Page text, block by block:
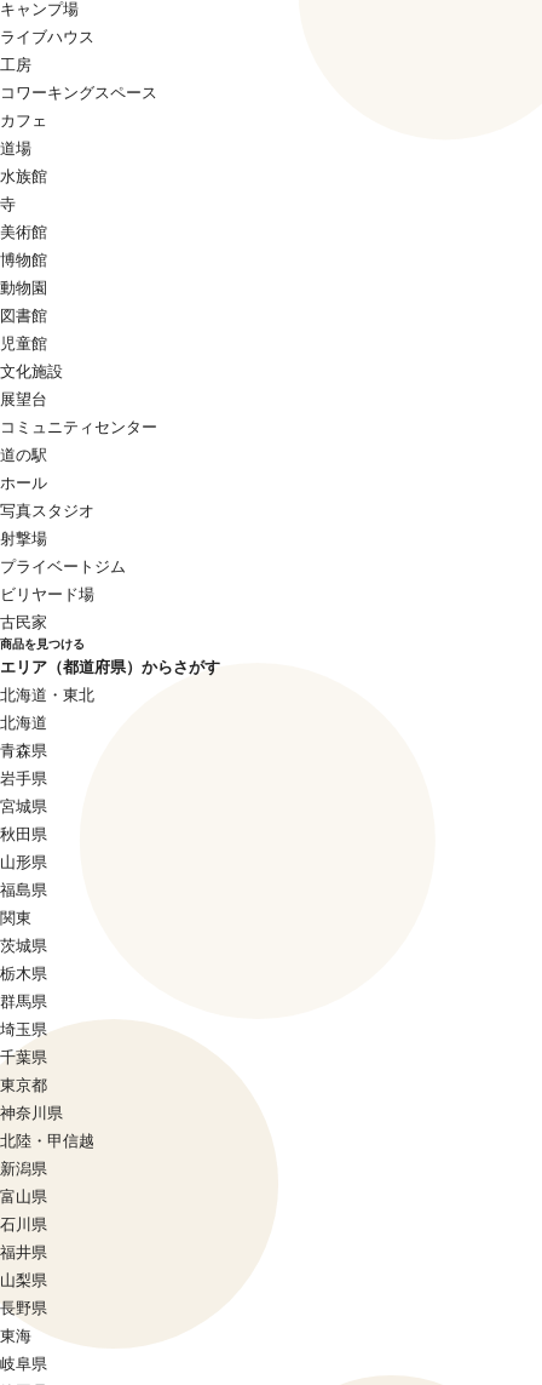
キャンプ場
ライブハウス
工房
コワーキングスペース
カフェ
道場
水族館
寺
美術館
博物館
動物園
図書館
児童館
文化施設
展望台
コミュニティセンター
道の駅
ホール
写真スタジオ
射撃場
プライベートジム
ビリヤード場
古民家
商品を見つける
エリア（都道府県）からさがす
北海道・東北
北海道
青森県
岩手県
宮城県
秋田県
山形県
福島県
関東
茨城県
栃木県
群馬県
埼玉県
千葉県
東京都
神奈川県
北陸・甲信越
新潟県
富山県
石川県
福井県
山梨県
長野県
東海
岐阜県